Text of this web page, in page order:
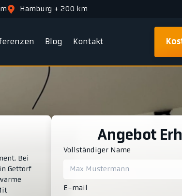
Hamburg + 200 km
Blog Kontakt
Bei
Gettorf
Angebot
Vollständiger Name
E-mail